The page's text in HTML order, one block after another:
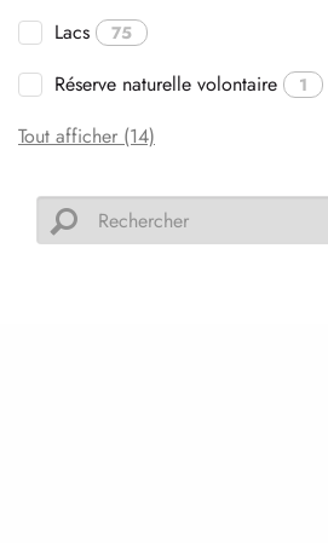
Lacs 75
Réserve naturelle volontaire 1
Tout afficher (14)